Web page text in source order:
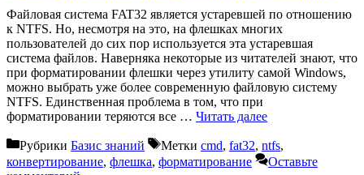
Файловая система FAT32 является устаревшей по отношению
к NTFS. Но, несмотря на это, на флешках многих
пользователей до сих пор используется эта устаревшая
система файлов. Наверняка некоторые из читателей знают, что
при форматировании флешки через утилиту самой Windows,
можно выбрать уже более современную файловую систему
NTFS. Единственная проблема в том, что при
форматировании теряются все … Читать далее
Рубрики Базис знаний Метки cmd, fat32, ntfs,
конвертирование, флешка, форматирование
Оставьте